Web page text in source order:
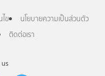
ข
นโยบายความเป็นส่วนตัว
ติดต่อเรา